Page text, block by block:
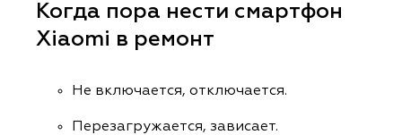
Когда пора нести смартфон
Xiaomi в ремонт
Не включается, отключается.
Перезагружается, зависает.